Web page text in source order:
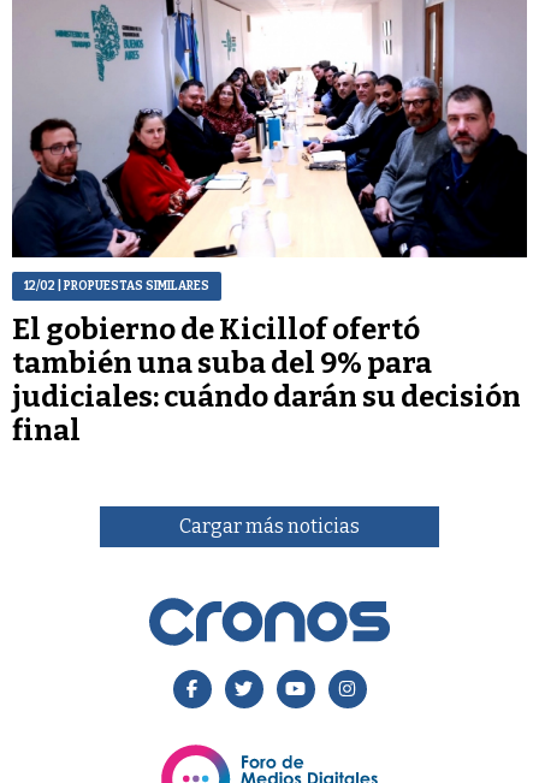
12/02 | PROPUESTAS SIMILARES
El gobierno de Kicillof ofertó
también una suba del 9% para
judiciales: cuándo darán su decisión
final
Cargar más noticias